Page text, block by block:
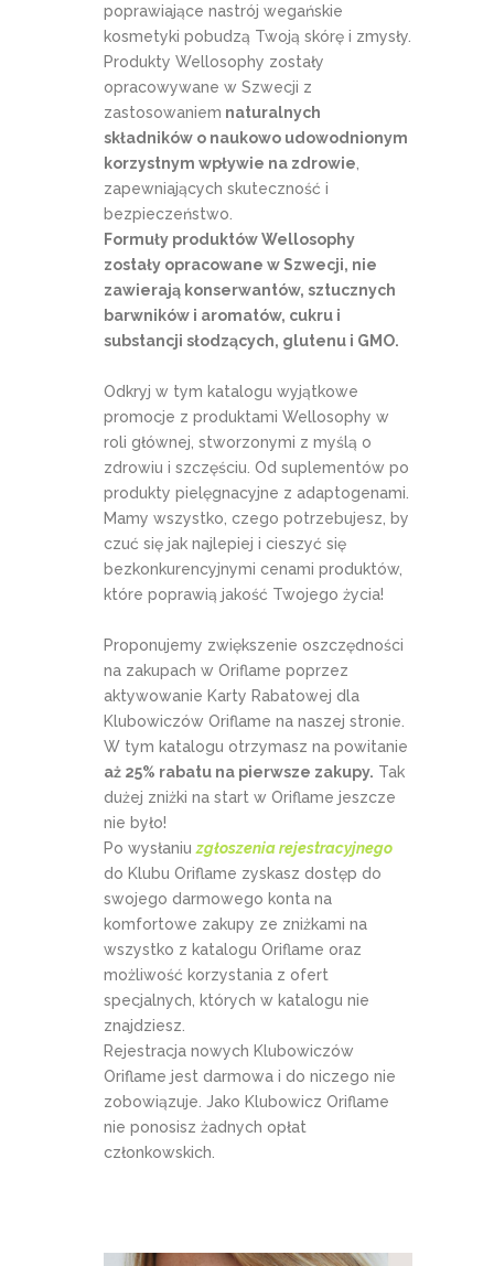
poprawiające nastrój wegańskie
kosmetyki pobudzą Twoją skórę i zmysły.
Produkty Wellosophy zostały
opracowywane w Szwecji z
zastosowaniem naturalnych
składników o naukowo udowodnionym
korzystnym wpływie na zdrowie
zapewniających skuteczność i
bezpieczeństwo.
Formuły produktów Wellosophy
zostały opracowane w Szwecji, nie
zawierają konserwantów, sztucznych
barwników i aromatów, cukru i
substancji słodzących, glutenu i GMO.
Odkryj w tym katalogu wyjątkowe
promocje z produktami Wellosophy w
roli głównej, stworzonymi z myślą o
zdrowiu i szczęściu. Od suplementów po
produkty pielęgnacyjne z adaptogenami.
Mamy wszystko, czego potrzebujesz, by
czuć się jak najlepiej i cieszyć się
bezkonkurencyjnymi cenami produktów,
które poprawią jakość Twojego życia!
Proponujemy zwiększenie oszczędności
na zakupach w Oriflame poprzez
aktywowanie Karty Rabatowej dla
Klubowiczów Oriflame na naszej stronie.
W tym katalogu otrzymasz na powitanie
aż 25% rabatu na pierwsze zakupy. Tak
dużej zniżki na start w Oriflame jeszcze
nie było!
Po wysłaniu zgłoszenia rejestracyjnego
do Klubu Oriflame zyskasz dostęp do
swojego darmowego konta na
komfortowe zakupy ze zniżkami na
wszystko z katalogu Oriflame oraz
możliwość korzystania z ofert
specjalnych, których w katalogu nie
znajdziesz.
Rejestracja nowych Klubowiczów
Oriflame jest darmowa i do niczego nie
zobowiązuje. Jako Klubowicz Oriflame
nie ponosisz żadnych opłat
członkowskich.